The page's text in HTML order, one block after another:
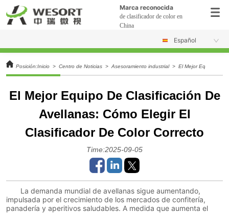
Marca reconocida
de clasificador de color en
China
Español
Posición:Inicio > Centro de Noticias > Asesoramiento industrial > El Mejor Equipo De
El Mejor Equipo De Clasificación De
Avellanas: Cómo Elegir El
Clasificador De Color Correcto
Time:2025-09-05
La demanda mundial de avellanas sigue aumentando,
impulsada por el crecimiento de los mercados de confitería,
panadería y aperitivos saludables. A medida que aumenta el